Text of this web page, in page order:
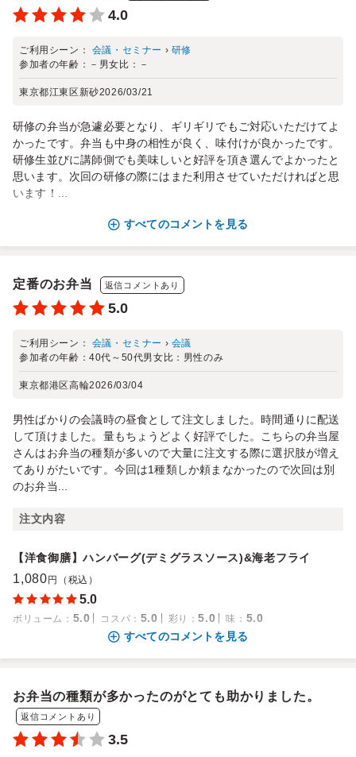
4.0
ご利用シーン： 会議・セミナー › 研修
参加者の年齢： － 男女比： －
東京都江東区新砂2026/03/21
研修の弁当が急遽必要となり、ギリギリでもご対応いただけてよ
かったです。弁当も中身の相性が良く、味付けが良かったです。
研修生並びに講師側でも美味しいと好評を頂き選んでよかったと
思います。次回の研修の際にはまた利用させていただければと思
います！...
すべてのコメントを見る
定番のお弁当 返信コメントあり
5.0
ご利用シーン： 会議・セミナー › 会議
参加者の年齢：40代～50代男女比： 男性のみ
東京都港区高輪2026/03/04
男性ばかりの会議時の昼食として注文しました。時間通りに配送
して頂けました。量もちょうどよく好評でした。こちらの弁当屋
さんはお弁当の種類が多いので大量に注文する際に選択肢が増え
てありがたいです。今回は1種類しか頼まなかったので次回は別
のお弁当...
注文内容
【洋食御膳】ハンバーグ(デミグラスソース)&海老フライ
1,080 円（税込）
5.0
ボリューム ： 5.0 コスパ ： 5.0 彩り ：5.0 味 ： 5.0
すべてのコメントを見る
お弁当の種類が多かったのがとても助かりました。
返信コメントあり
3.5